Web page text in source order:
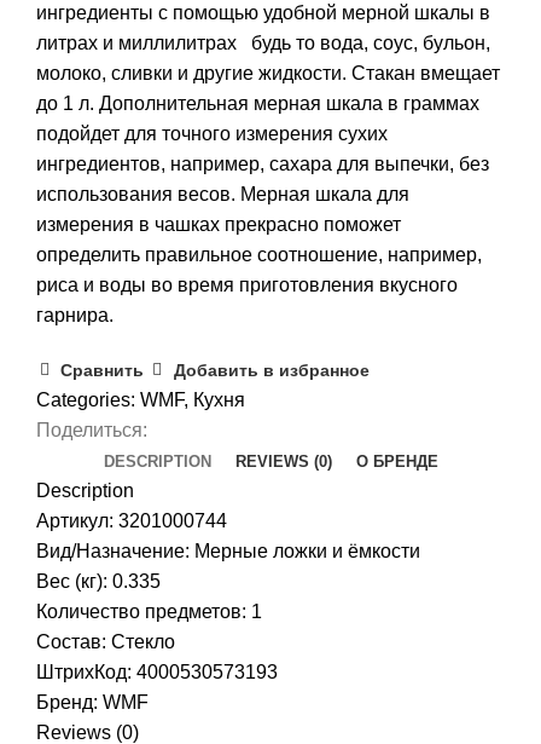
ингредиенты с помощью удобной мерной шкалы в
литрах и миллилитрах будь то вода, соус, бульон,
молоко, сливки и другие жидкости. Стакан вмещает
до 1 л. Дополнительная мерная шкала в граммах
подойдет для точного измерения сухих
ингредиентов, например, сахара для выпечки, без
использования весов. Мерная шкала для
измерения в чашках прекрасно поможет
определить правильное соотношение, например,
риса и воды во время приготовления вкусного
гарнира.
Сравнить Добавить в избранное
Categories: WMF, Кухня
Поделиться:
DESCRIPTION REVIEWS (0) О БРЕНДЕ
Description
Артикул: 3201000744
Вид/Назначение: Мерные ложки и ёмкости
Вес (кг): 0.335
Количество предметов: 1
Состав: Стекло
ШтрихКод: 4000530573193
Бренд: WMF
Reviews (0)